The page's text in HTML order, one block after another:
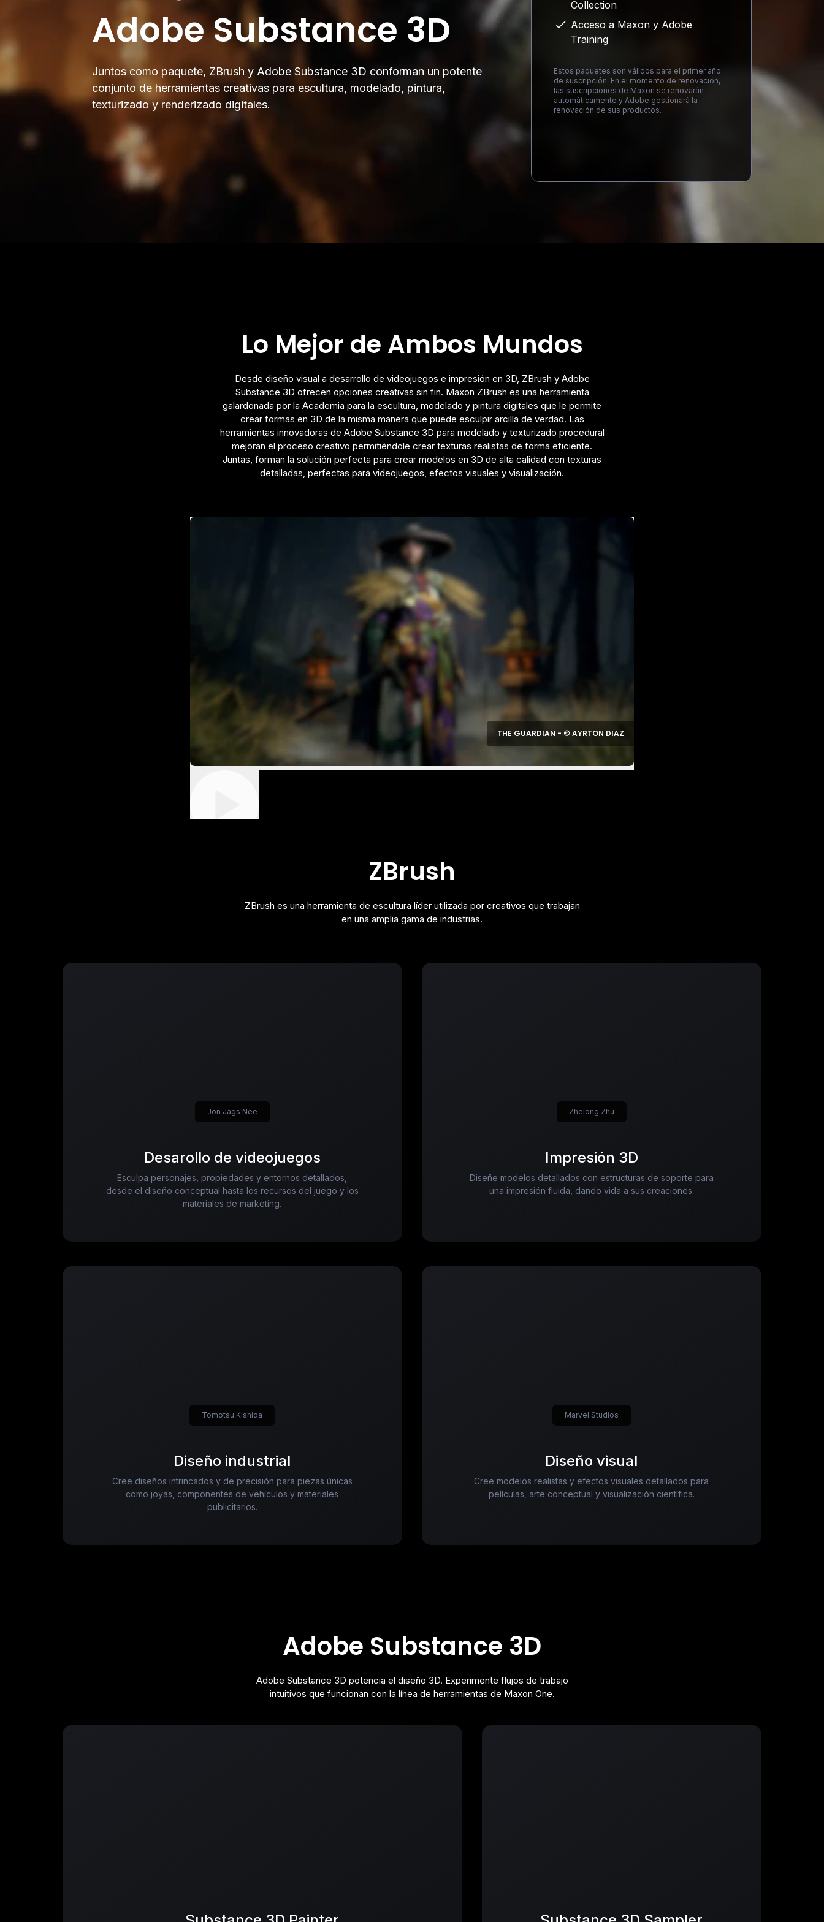
Adobe Substance 3D
Juntos como paquete, ZBrush y Adobe Substance 3D conforman un potente
conjunto de herramientas creativas para escultura, modelado, pintura,
texturizado y renderizado digitales.
Collection
Acceso a Maxon y Adobe
Training
Estos paquetes son válidos para el primer año
de suscripción. En el momento de renovación,
las suscripciones de Maxon se renovarán
automáticamente y Adobe gestionará la
renovación de sus productos.
Lo Mejor de Ambos Mundos
Desde diseño visual a desarrollo de videojuegos e impresión en 3D, ZBrush y Adobe
Substance 3D ofrecen opciones creativas sin fin. Maxon ZBrush es una herramienta
galardonada por la Academia para la escultura, modelado y pintura digitales que le permite
crear formas en 3D de la misma manera que puede esculpir arcilla de verdad. Las
herramientas innovadoras de Adobe Substance 3D para modelado y texturizado procedural
mejoran el proceso creativo permitiéndole crear texturas realistas de forma eficiente.
Juntas, forman la solución perfecta para crear modelos en 3D de alta calidad con texturas
detalladas, perfectas para videojuegos, efectos visuales y visualización.
THE GUARDIAN - © AYRTON DIAZ
ZBrush
ZBrush es una herramienta de escultura líder utilizada por creativos que trabajan
en una amplia gama de industrias.
Desarollo de videojuegos
Esculpa personajes, propiedades y entornos detallados,
desde el diseño conceptual hasta los recursos del juego y los
materiales de marketing.
Jon Jags Nee
Impresión 3D
Diseñe modelos detallados con estructuras de soporte para
una impresión fluida, dando vida a sus creaciones.
Zhelong Zhu
Diseño industrial
Cree diseños intrincados y de precisión para piezas únicas
como joyas, componentes de vehículos y materiales
publicitarios.
Tomotsu Kishida
Diseño visual
Cree modelos realistas y efectos visuales detallados para
películas, arte conceptual y visualización científica.
Marvel Studios
Adobe Substance 3D
Adobe Substance 3D potencia el diseño 3D. Experimente flujos de trabajo
intuitivos que funcionan con la línea de herramientas de Maxon One.